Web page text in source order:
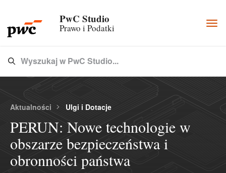
PwC Studio
Prawo i Podatki
Type 3 or more characters for results.
Wyszukaj w PwC Studio...
Aktualności Ulgi i Dotacje
PERUN: Nowe technologie w
obszarze bezpieczeństwa i
obronności państwa